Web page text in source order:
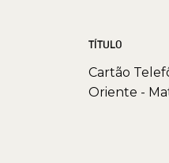
TÍTULO
Cartão
Oriente -